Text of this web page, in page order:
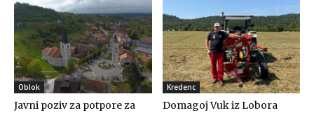
Oblok
Javni poziv za potpore za
Kredenc
Domagoj Vuk iz Lobora